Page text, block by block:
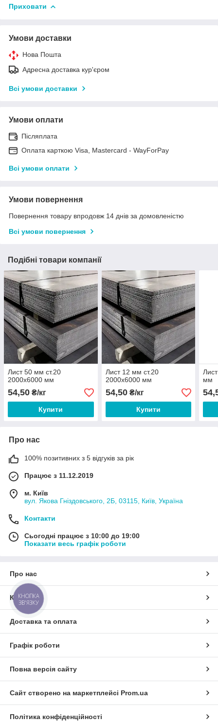
Приховати
Умови доставки
Нова Пошта
Адресна доставка кур'єром
Всі умови доставки
Умови оплати
Післяплата
Оплата карткою Visa, Mastercard - WayForPay
Всі умови оплати
Умови повернення
Повернення товару впродовж 14 днів за домовленістю
Всі умови повернення
Подібні товари компанії
Лист 50 мм ст.20
2000х6000 мм
54,50 ₴/кг
Купити
Лист 12 мм ст.20
2000х6000 мм
54,50₴/кг
Купити
мм
Про нас
100% позитивних з 5 відгуків за рік
Працює з 11.12.2019
м. Київ
вул. Якова Гніздовського, 2Б, 03115, Київ, Україна
Контакти
Сьогодні працює з 10:00 до 19:00
Показати весь графік роботи
Про нас
Контакти
Доставка та оплата
Графік роботи
Повна версія сайту
Сайт створено на маркетплейсі Prom.ua
Політика конфіденційності
КНОПКА
ЗВ'ЯЗКУ